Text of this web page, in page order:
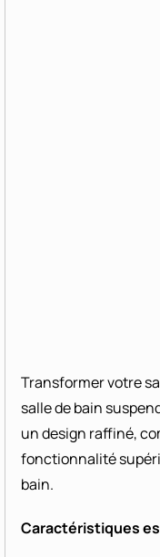
Transformer votre
salle de bain
un design raffiné,
fonctionnalité
bain.
Caractéristiques